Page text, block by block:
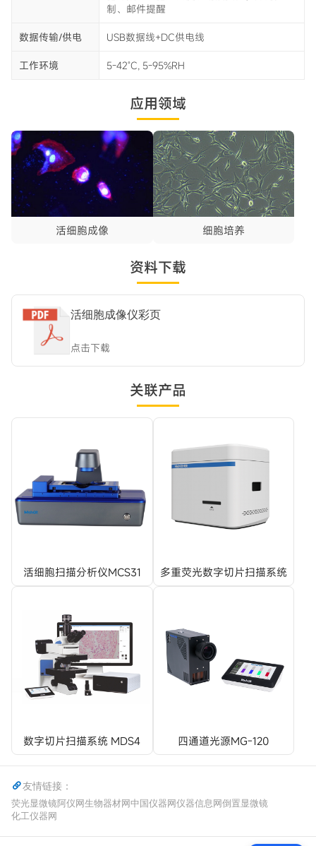
制、邮件提醒
数据传输/供电 USB数据线+DC供电线
工作环境 5-42˚C, 5-95%RH
应用领域
活细胞成像 细胞培养
资料下载
活细胞成像仪彩页
点击下载
关联产品
活细胞扫描分析仪MCS31
多重荧光数字切片扫描系统
数字切片扫描系统 MDS4 四通道光源MG-120
友情链接：
荧光显微镜阿仪网生物器材网中国仪器网仪器信息网倒置显微镜
化工仪器网